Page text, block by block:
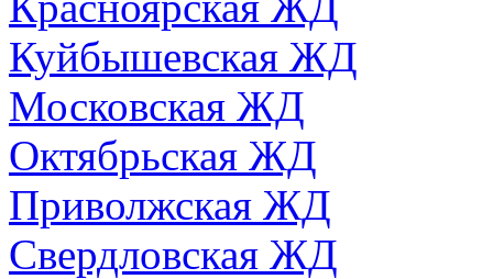
Куйбышевская ЖД
Московская ЖД
Октябрьская ЖД
Приволжская ЖД
Свердловская ЖД